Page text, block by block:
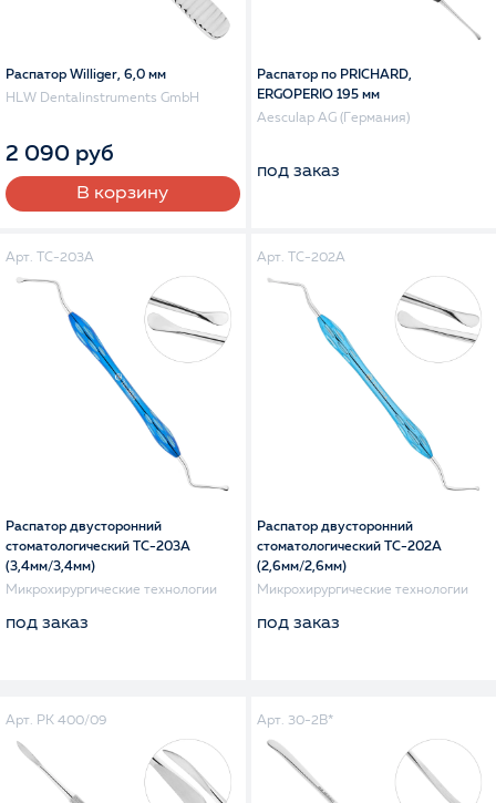
Распатор Williger, 6,0 мм
HLW Dentalinstruments GmbH
2 090 руб
В корзину
Распатор по PRICHARD,
ERGOPERIO 195 мм
Aesculap AG (Германия)
под заказ
Арт. TC-203A
Распатор двусторонний
стоматологический TC-203A
(3,4мм/3,4мм)
Микрохирургические технологии
под заказ
Арт. TC-202A
Распатор двусторонний
стоматологический TC-202A
(2,6мм/2,6мм)
Микрохирургические технологии
под заказ
Арт. PK 400/09 Арт. 30-2B*